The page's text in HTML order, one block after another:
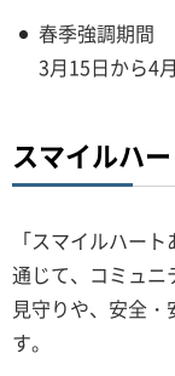
春季強調期間
3月15日から4
スマイルハ
「スマイルハー
通じて、コミュニ
見守りや、安全
す。